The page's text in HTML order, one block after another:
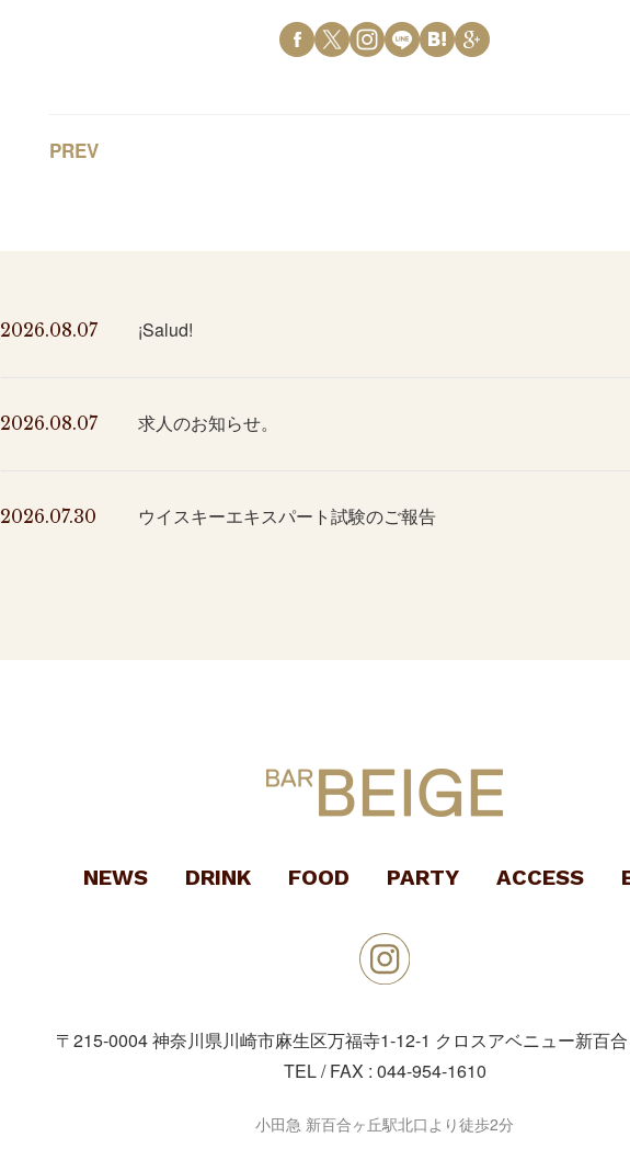
PREV
2026.08.07 ¡Salud!
2026.08.07 求人のお知らせ。
2026.07.30 ウイスキーエキスパート試験のご報告
NEWS DRINK FOOD PARTY ACCESS
〒215-0004神奈川県川崎市麻生区万福寺1-12-1 クロスアベニュー新百
TEL / FAX : 044-954-1610
小田急 新百合ヶ丘駅北口より徒歩2分